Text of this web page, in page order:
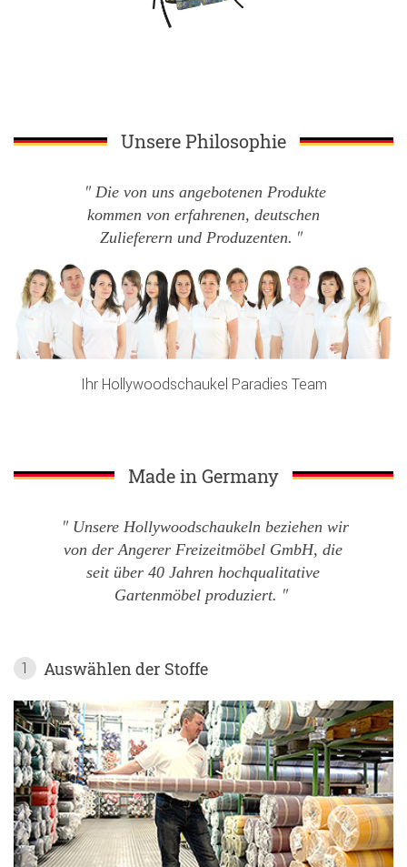
Unsere Philosophie
Die von uns angebotenen Produkte
kommen von erfahrenen, deutschen
Zulieferern und Produzenten.
Ihr Hollywoodschaukel Paradies Team
Made in Germany
Unsere Hollywoodschaukeln beziehen wir
von der Angerer Freizeitmöbel GmbH, die
seit über 40 Jahren hochqualitative
Gartenmöbel produziert.
1 Auswählen der Stoffe